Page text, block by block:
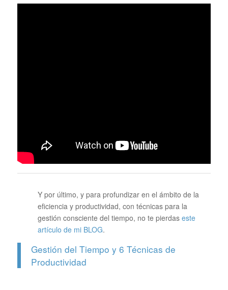
Y por último, y para profundizar en el ámbito de la
eficiencia y productividad, con técnicas para la
gestión consciente del tiempo, no te pierdas este
artículo de mi BLOG.
Gestión del Tiempo y 6 Técnicas de
Productividad